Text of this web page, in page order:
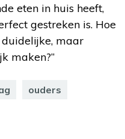
eten in huis heeft,
gestreken is. Hoe
maar
maken?”
ouders